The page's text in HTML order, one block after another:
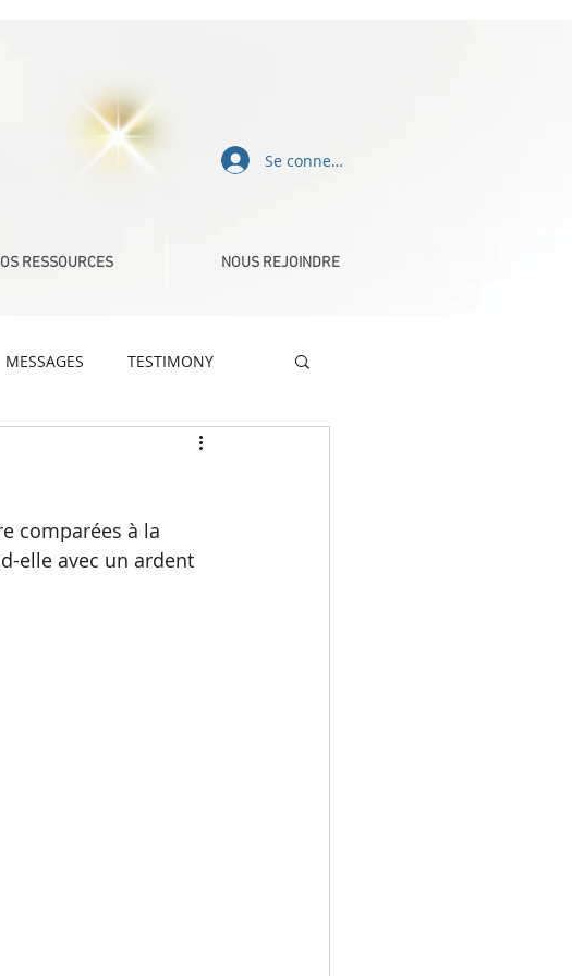
Se connecter
RESSOURCES NOUS REJOINDRE
MESSAGES TESTIMONY
TIME MESSAGES TEXTES
comparées à la
elle avec un ardent